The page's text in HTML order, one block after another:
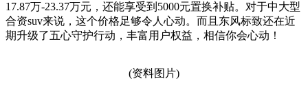
17.87万-23.37万元，还能享受到5000元置换补贴。对于中大型
合资suv来说，这个价格足够令人心动。而且东风标致还在近
期升级了五心守护行动，丰富用户权益，相信你会心动！
(资料图片)